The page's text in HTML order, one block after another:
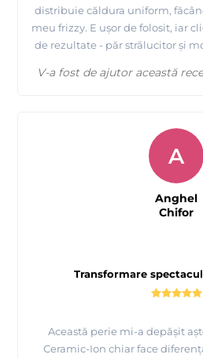
distribuie căldura uniform,
meu frizzy. E ușor de folosit, iar
de rezultate - păr strălucitor și
V-a fost de ajutor această
Transformare
Această perie mi-a depășit
Ceramic-Ion chiar face
A
Anghel
Chifor